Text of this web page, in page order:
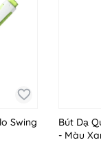
Swing
Bút Dạ
- Màu